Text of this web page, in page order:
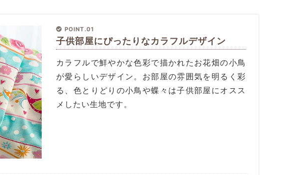
POINT.01
子供部屋にぴったりなカラフルデザイン
カラフルで鮮やかな色彩で描かれたお花畑の小鳥
が愛らしいデザイン。お部屋の雰囲気を明るく彩
る、色とりどりの小鳥や蝶々は子供部屋にオスス
メしたい生地です。